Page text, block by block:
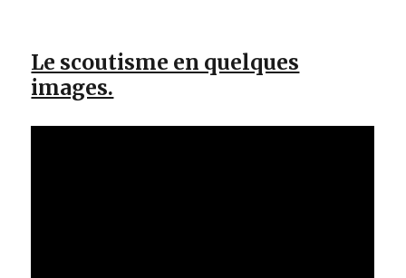
Le scoutisme en quelques
images.